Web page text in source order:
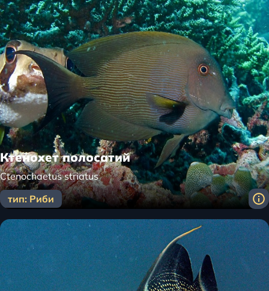
Ктенохет полосатий
Сtenochaetus striatus
тип: Риби